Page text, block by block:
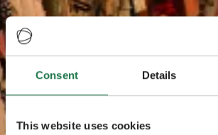
Consent Details
This website uses cookies